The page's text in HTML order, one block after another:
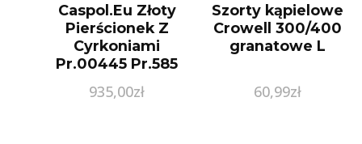
Caspol.Eu Złoty
Pierścionek Z
Cyrkoniami
Pr.00445 Pr.585
935,00zł
Szorty kąpielowe
Crowell 300/400
granatowe L
60,99zł